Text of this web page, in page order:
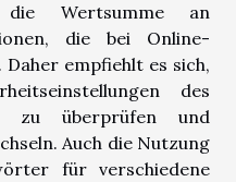
Wertsumme an
die bei Online-
empfiehlt es sich,
des
zu überprüfen und
Auch die Nutzung
für verschiedene